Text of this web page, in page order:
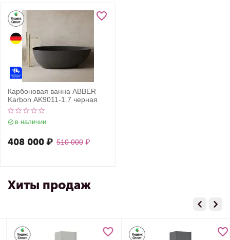
Карбоновая ванна ABBER
Karbon AK9011-1.7 черная
в наличии
510 000 ₽
408 000₽
Хиты продаж